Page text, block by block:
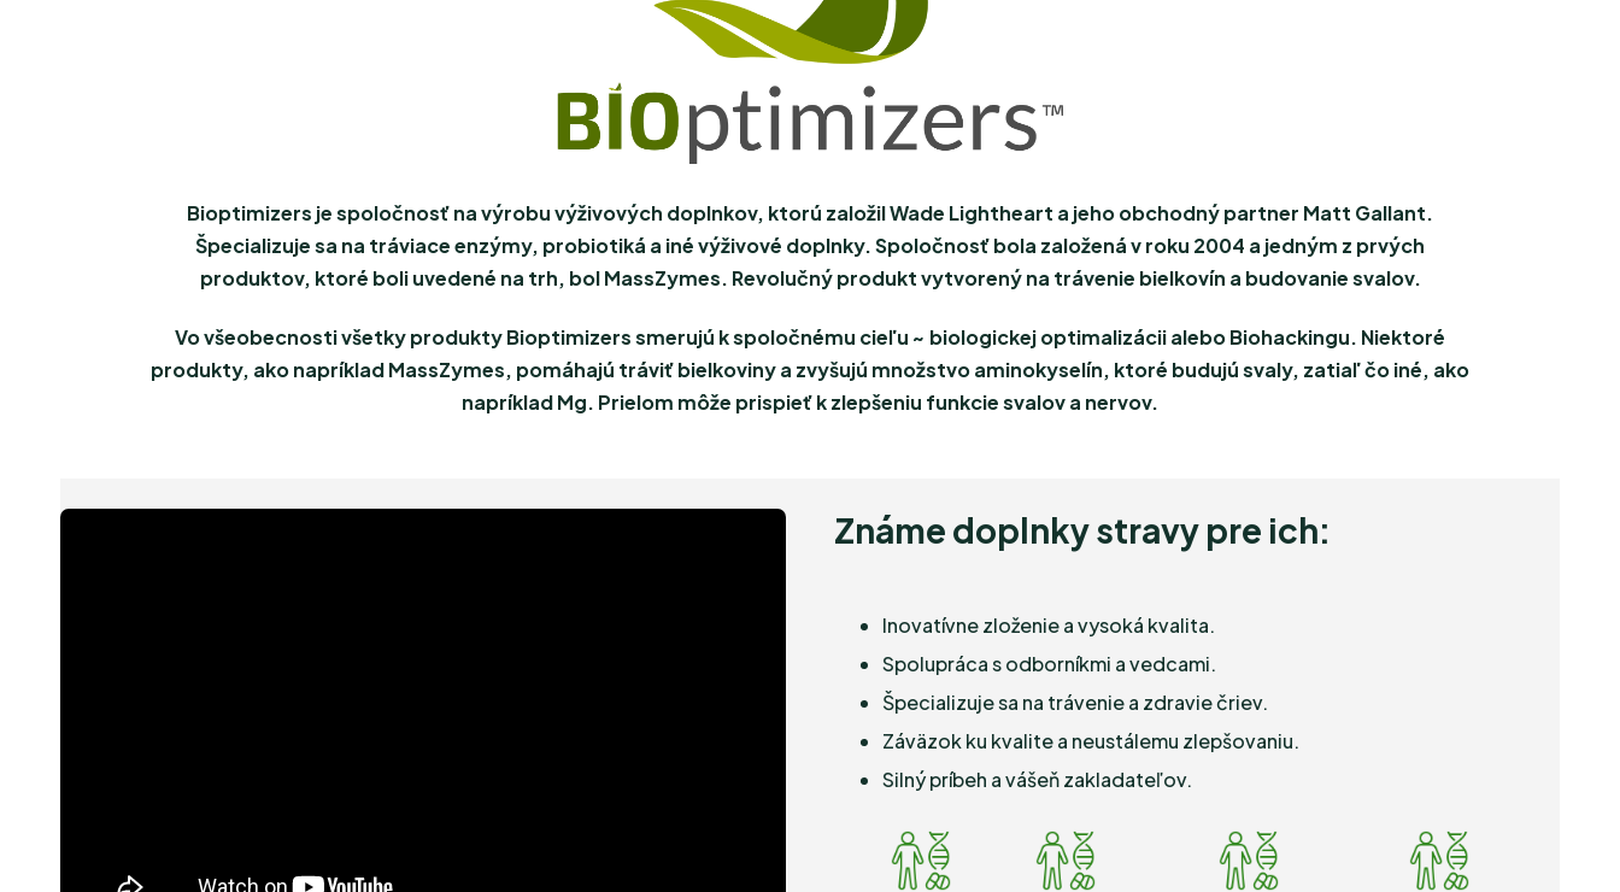
Bioptimizers je spoločnosť na výrobu výživových doplnkov, ktorú založil Wade Lightheart a jeho obchodný partner Matt Gallant.
Špecializuje sa na tráviace enzýmy, probiotiká a iné výživové doplnky. Spoločnosť bola založená v roku 2004 a jedným z prvých
produktov, ktoré boli uvedené na trh, bol MassZymes. Revolučný produkt vytvorený na trávenie bielkovín a budovanie svalov.
Vo všeobecnosti všetky produkty Bioptimizers smerujú k spoločnému cieľu ~ biologickej optimalizácii alebo Biohackingu. Niektoré
produkty, ako napríklad MassZymes, pomáhajú tráviť bielkoviny a zvyšujú množstvo aminokyselín, ktoré budujú svaly, zatiaľ čo iné, ako
napríklad Mg. Prielom môže prispieť k zlepšeniu funkcie svalov a nervov.
Známe doplnky stravy pre ich:
Inovatívne zloženie a vysoká kvalita.
Spolupráca s odborníkmi a vedcami.
Špecializuje sa na trávenie a zdravie čriev.
Záväzok ku kvalite a neustálemu zlepšovaniu.
Silný príbeh a vášeň zakladateľov.